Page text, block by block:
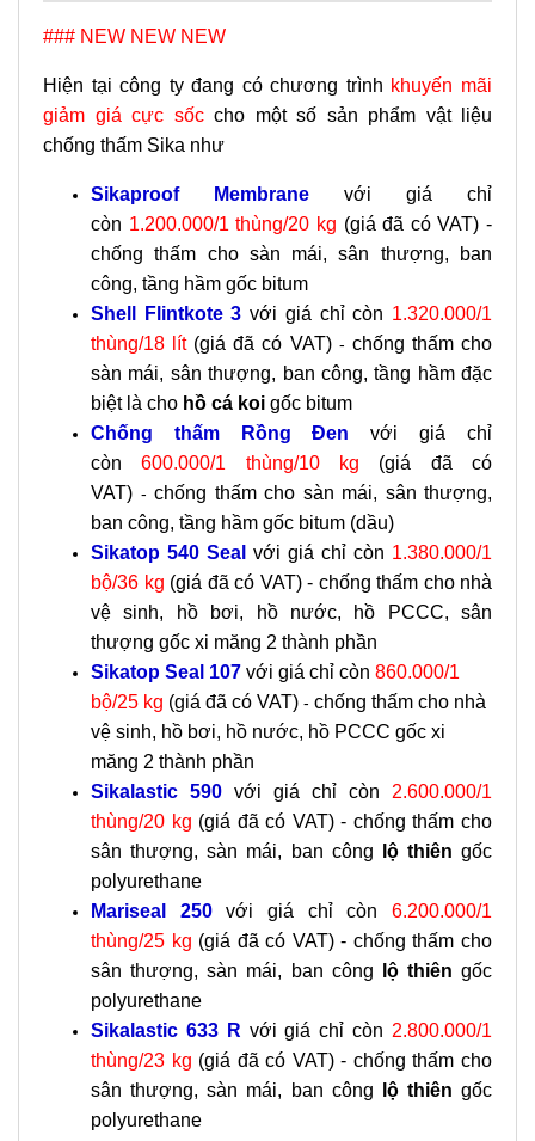
### NEW NEW NEW
Hiện tại công ty đang có chương trình khuyến mãi
giảm giá cực sốccho một số sản phẩm vật liệu
chống thấm Sika như
Sikaproof Membrane với giá chỉ
còn 1.200.000/1 thùng/20 kg (giá đã có VAT) -
chống thấm cho sàn mái, sân thượng, ban
công, tầng hầm gốc bitum
Shell Flintkote 3với giá chỉ còn 1.320.000/1
thùng/18 lít(giá đã có VAT) - chống thấm cho
sàn mái, sân thượng, ban công, tầng hầm đặc
biệt là cho hồ cá koi gốc bitum
Chống thấm Rồng Đenvới giá chỉ
còn600.000/1 thùng/10 kg (giá đã có
VAT) - chống thấm cho sàn mái, sân thượng,
ban công, tầng hầm gốc bitum (dầu)
Sikatop 540 Seal với giá chỉ còn 1.380.000/1
bộ/36 kg (giá đã có VAT) - chống thấm cho nhà
vệ sinh, hồ bơi, hồ nước, hồ PCCC, sân
thượng gốc xi măng 2 thành phần
Sikatop Seal 107 với giá chỉ còn 860.000/1
bộ/25 kg (giá đã có VAT) - chống thấm cho nhà
vệ sinh, hồ bơi, hồ nước, hồ PCCC gốc xi
măng 2 thành phần
Sikalastic 590 với giá chỉ còn 2.600.000/1
thùng/20 kg (giá đã có VAT) - chống thấm cho
sân thượng, sàn mái, ban công
lộ thiên gốc
polyurethane
Mariseal 250với giá chỉ còn6.200.000/1
thùng/25 kg (giá đã có VAT) - chống thấm cho
sân thượng, sàn mái, ban công
lộ thiên gốc
polyurethane
Sikalastic 633 R với giá chỉ còn 2.800.000/1
thùng/23 kg (giá đã có VAT) - chống thấm cho
sân thượng, sàn mái, ban công
lộ thiên gốc
polyurethane